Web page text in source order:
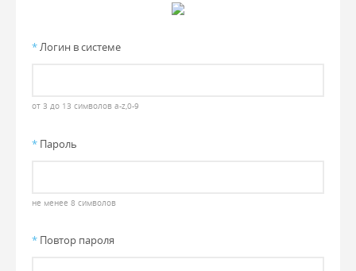
*Логин в системе
от 3 до 13 символов a-z,0-9
* Пароль
не менее 8 символов
* Повтор пароля